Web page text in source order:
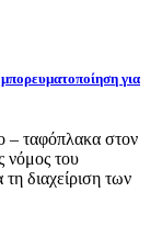
για
– ταφόπλακα στον
νόμος του
διαχείριση των